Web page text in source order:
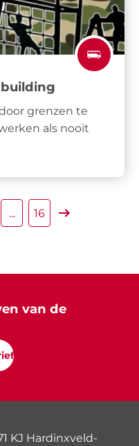
grenzen te
als nooit
... 16
Volgende
van de
KJ Hardinxveld-